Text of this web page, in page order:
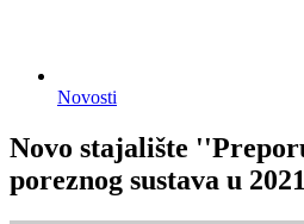
Novosti
Novo stajalište
poreznog sustava u